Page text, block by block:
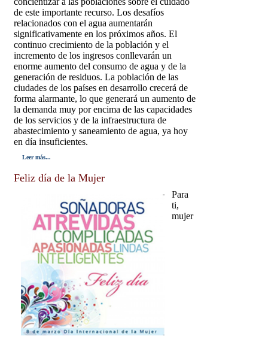
de este importante recurso. Los desafíos
relacionados con el agua aumentarán
significativamente en los próximos años. El
continuo crecimiento de la población y el
incremento de los ingresos conllevarán un
enorme aumento del consumo de agua y de la
generación de residuos. La población de las
ciudades de los países en desarrollo crecerá de
forma alarmante, lo que generará un aumento de
la demanda muy por encima de las capacidades
de los servicios y de la infraestructura de
abastecimiento y saneamiento de agua, ya hoy
en día insuficientes.
Leer más...
Feliz día de la Mujer
Para
ti,
mujer